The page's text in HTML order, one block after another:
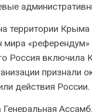
территории
«референдум»
Россия включила
признали
действия России.
Генеральная